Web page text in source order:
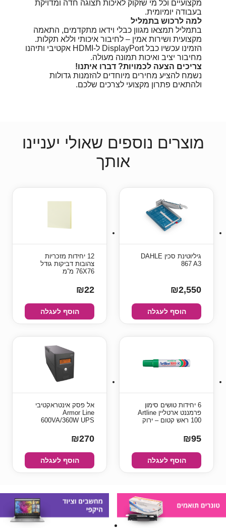
מקצועיים וכל מי שזקוק לאיכות תצוגה חדה ומדויקת
בעבודה יומיומית.
למה לרכוש בתמליל
בתמליל תמצאו מגוון כבלי וידאו מתקדמים, התאמה
מקצועית ושירות אמין – לחיבור איכותי וללא תקלות.
הזמינו עכשיו כבל DisplayPort ל-HDMI אקטיבי ותיהנו
מחיבור יציב ואיכות תמונה מעולה.
צריכים הצעה לכמויות? דברו איתנו!
נשמח להציע מחירים מיוחדים להזמנות גדולות
ולהתאים פתרון מקצועי לצרכים שלכם.
מוצרים נוספים שאולי יעניינו
אותך
גיליוטינת סכין DAHLE
867 A3
₪2,550
הוסף לעגלה
12 יחידות מזכריות
צהובות דביקות גודל
76X76 מ”מ
₪22
הוסף לעגלה
6 יחידות טושים סימון
פרמננט ארטליין Artline
100 ראש קטום – ירוק
₪95
הוסף לעגלה
אל פסק אינטראקטיבי
Armor Line
600VA/360W UPS
₪270
הוסף לעגלה